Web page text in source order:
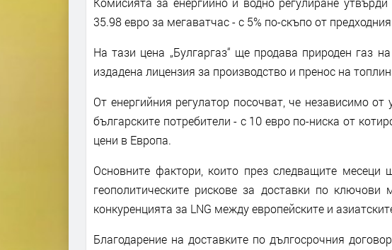
35.98 евро за мегаватчас - с 5% по-скъпо от
На тази цена „Булгаргаз“ ще продава природен газ
издадена лицензия за производство и пренос на
От енергийния регулатор посочват, че независимо от
българските потребители - с 10 евро по-ниска от
цени в Европа.
Основните фактори, които през следващите
геополитическите рискове за доставки по
конкуренцията за LNG между европейските и
Благодарение на доставките по дългосрочния